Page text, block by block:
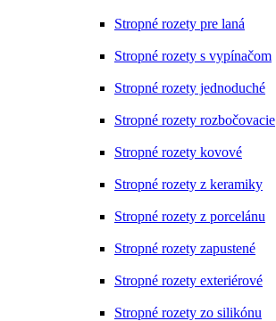
Stropné rozety pre laná
Stropné rozety s vypínačom
Stropné rozety jednoduché
Stropné rozety rozbočovacie
Stropné rozety kovové
Stropné rozety z keramiky
Stropné rozety z porcelánu
Stropné rozety zapustené
Stropné rozety exteriérové
Stropné rozety zo silikónu